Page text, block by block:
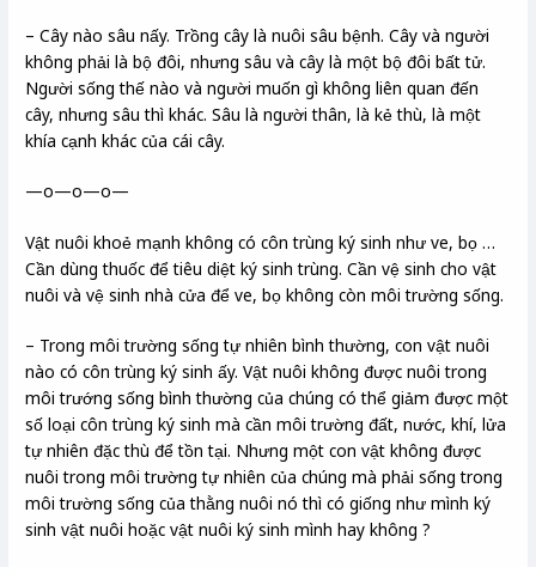
– Cây nào sâu nấy. Trồng cây là nuôi sâu bệnh. Cây và người
không phải là bộ đôi, nhưng sâu và cây là một bộ đôi bất tử.
Người sống thế nào và người muốn gì không liên quan đến
cây, nhưng sâu thì khác. Sâu là người thân, là kẻ thù, là một
khía cạnh khác của cái cây.
—o—o—o—
Vật nuôi khoẻ mạnh không có côn trùng ký sinh như ve, bọ …
Cần dùng thuốc để tiêu diệt ký sinh trùng. Cần vệ sinh cho vật
nuôi và vệ sinh nhà cửa để ve, bọ không còn môi trường sống.
– Trong môi trường sống tự nhiên bình thường, con vật nuôi
nào có côn trùng ký sinh ấy. Vật nuôi không được nuôi trong
môi trướng sống bình thường của chúng có thể giảm được một
số loại côn trùng ký sinh mà cần môi trường đất, nước, khí, lửa
tự nhiên đặc thù để tồn tại. Nhưng một con vật không được
nuôi trong môi trường tự nhiên của chúng mà phải sống trong
môi trường sống của thằng nuôi nó thì có giống như mình ký
sinh vật nuôi hoặc vật nuôi ký sinh mình hay không ?